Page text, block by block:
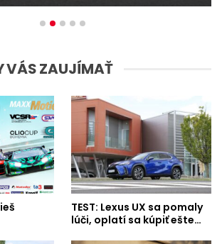
VÁS ZAUJÍMAŤ
TEST: Lexus UX sa pomaly
lúči, oplatí sa kúpiť ešte…